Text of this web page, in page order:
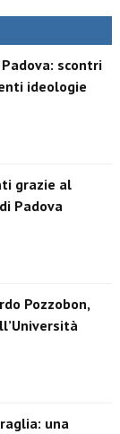
scontri
ideologie
grazie al
Padova
Pozzobon,
una